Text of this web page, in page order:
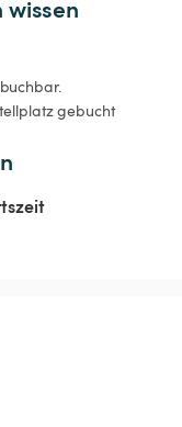
wissen
gebucht